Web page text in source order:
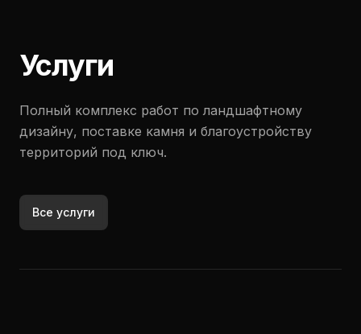
Услуги
Полный комплекс работ по ландшафтному
дизайну, поставке камня и благоустройству
территорий под ключ.
Все услуги